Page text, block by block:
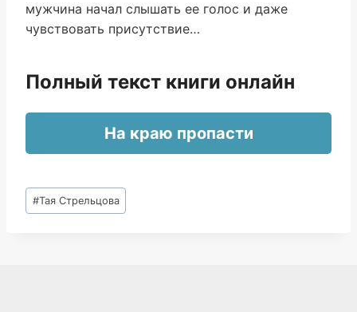
мужчина начал слышать ее голос и даже
чувствовать присутствие…
Полный текст книги онлайн
На краю пропасти
Метки
записи:
#Тая Стрельцова